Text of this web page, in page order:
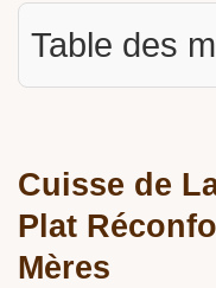
Table des
Cuisse de
Plat
Mères